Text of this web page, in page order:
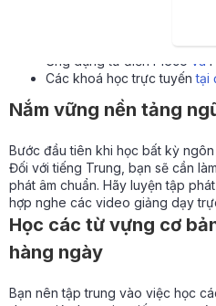
Ứng dụng từ điển Pleco và
Các khoá học trực tuyếntại
Nắm vững nền tảng
Bước đầu tiên khi học bất kỳ
Đối với tiếng Trung, bạn sẽ cần
phát âm chuẩn. Hãy luyện tập
hợp nghe các video giảng dạy
Học các từ vựng cơ
hàng ngày
Bạn nên tập trung vào việc học